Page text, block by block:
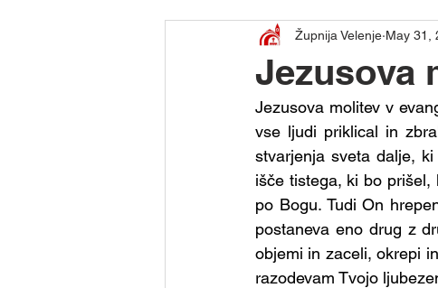
Skupina - Možje sv. Jožefa
Skupina - Marijino delo
Skupina - Skavti Skupina -
Skupina - Prostovoljci za
Jezusova
Župnija Velenje May 31,
Jezusova molitev v
vse ljudi priklical in
stvarjenja sveta dalje,
išče tistega, ki bo
po Bogu. Tudi On
postaneva eno drug z
objemi in zaceli, okrepi
razodevam Tvojo